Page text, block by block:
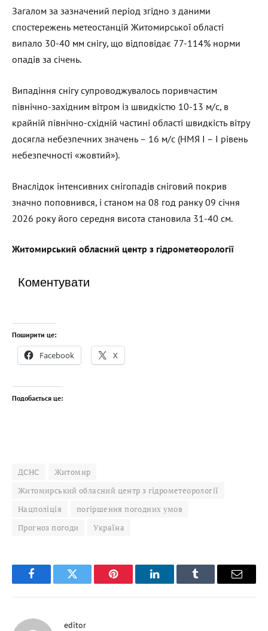
Загалом за зазначений період згідно з даними
спостережень метеостанцій Житомирської області
випало 30-40 мм снігу, що відповідає 77-114% норми
опадів за січень.
Випадіння снігу супроводжувалось поривчастим
північно-західним вітром із швидкістю 10-13 м/с, в
крайній північно-східній частині області швидкість вітру
досягла небезпечних значень – 16 м/с (НМЯ I – I рівень
небезпечності «жовтий»).
Внаслідок інтенсивних снігопадів сніговий покрив
значно поповнився, і станом на 08 год ранку 09 січня
2026 року його середня висота становила 31-40 см.
Житомирський обласний центр з гідрометеорології
Коментувати
Поширити це:
Facebook X
Подобається це:
ДСНС
Житомир
Житомирський обласний центр з гідрометеорології
Нацполіція
погіршення погодних умов
Прогноз погоди
Україна
FacebookTwitter Pinterest LinkedInTumblr Email
editor